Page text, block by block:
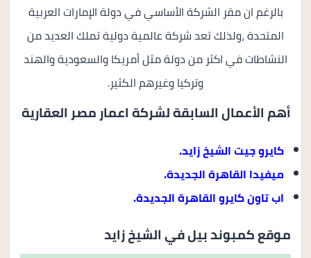
بالرغم ان مقر الشركة الأساسي في دولة الإمارات العربية
المتحدة ،ولذلك تعد شركة عالمية دولية تملك العديد من
النشاطات في اكثر من دولة مثل أمريكا والسعودية والهند
وتركيا وغيرهم الكثير.
أهم الأعمال السابقة لشركة اعمار مصر العقارية
كايرو جيت الشيخ زايد.
ميفيدا القاهرة الجديدة.
اب تاون كايرو القاهرة الجديدة.
موقعكمبوند بيل في الشيخ زايد